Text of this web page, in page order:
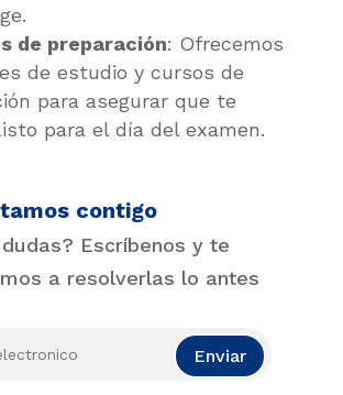
de preparación: Ofrecemos
de estudio y cursos de
para asegurar que te
para el día del examen.
contigo
Escríbenos y te
a resolverlas lo antes
Enviar